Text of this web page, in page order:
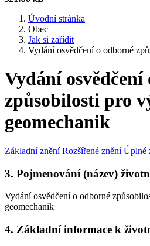
Úvodní stránka
Obec
Jak si zařídit
Vydání osvědčení o odborné
Vydání osvědčení
způsobilosti pro
geomechanik
Základní znění Rozšířené znění Úplné
3. Pojmenování (název)
Vydání osvědčení o odborné
geomechanik
4. Základní informace k